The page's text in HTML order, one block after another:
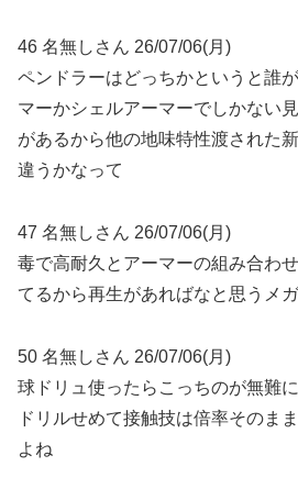
46 名無しさん 26/07/06(月)
ペンドラーはどっちかというと誰
マーかシェルアーマーでしかない
があるから他の地味特性渡された
違うかなって
47 名無しさん 26/07/06(月)
毒で高耐久とアーマーの組み合わ
てるから再生があればなと思うメ
50 名無しさん 26/07/06(月)
球ドリュ使ったらこっちのが無難
ドリルせめて接触技は倍率そのま
よね